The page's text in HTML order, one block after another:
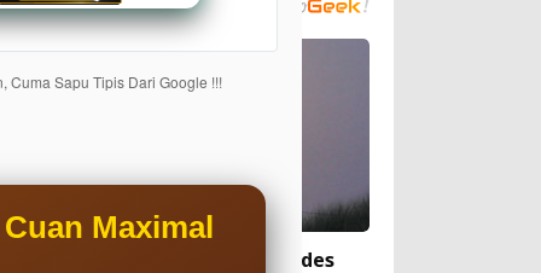
Cuma Sapu Tipis Dari Google !!!
Maximal
Ce photographe s’amuse avec des